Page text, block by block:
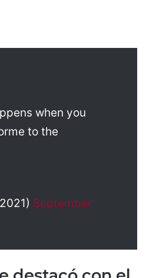
when you
to the
September